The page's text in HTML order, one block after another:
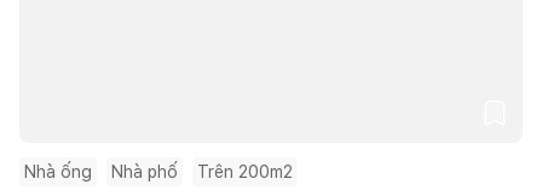
Nhà ống Nhà phố Trên 200m2